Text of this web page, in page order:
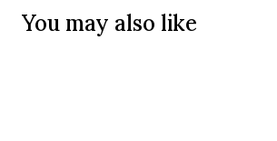
You may also like